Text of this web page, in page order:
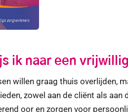
ik naar een
willen graag thuis overlijden,
zowel aan de cliënt als
oor en zorgen voor